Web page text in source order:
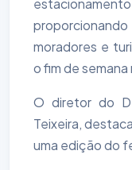
moradores e
o fim de semana
O diretor do
Teixeira,
uma edição do